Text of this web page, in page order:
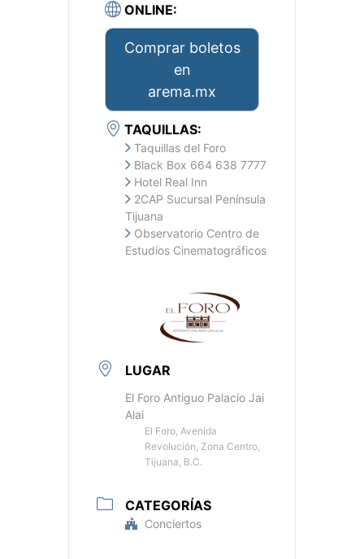
ONLINE:
Comprar boletos
en
arema.mx
TAQUILLAS:
Taquillas del Foro
Black Box 664 638 7777
Hotel Real Inn
2CAP Sucursal Península
Tijuana
Observatorio Centro de
Estudios Cinematográficos
LUGAR
El Foro Antiguo Palacio Jai
Alai
El Foro, Avenida
Revolución, Zona Centro,
Tijuana, B.C.
CATEGORÍAS
Conciertos